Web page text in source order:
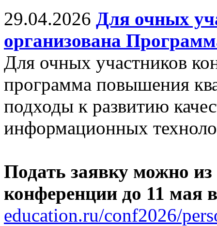
29.04.2026 Для очных
организована
Для очных участников
программа повышения
подходы к развитию
информационных
Подать заявку можно
конференции до 11 мая
education.ru/conf2026/